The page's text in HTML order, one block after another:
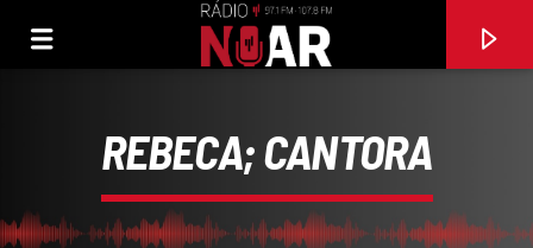
REBECA; CANTORA